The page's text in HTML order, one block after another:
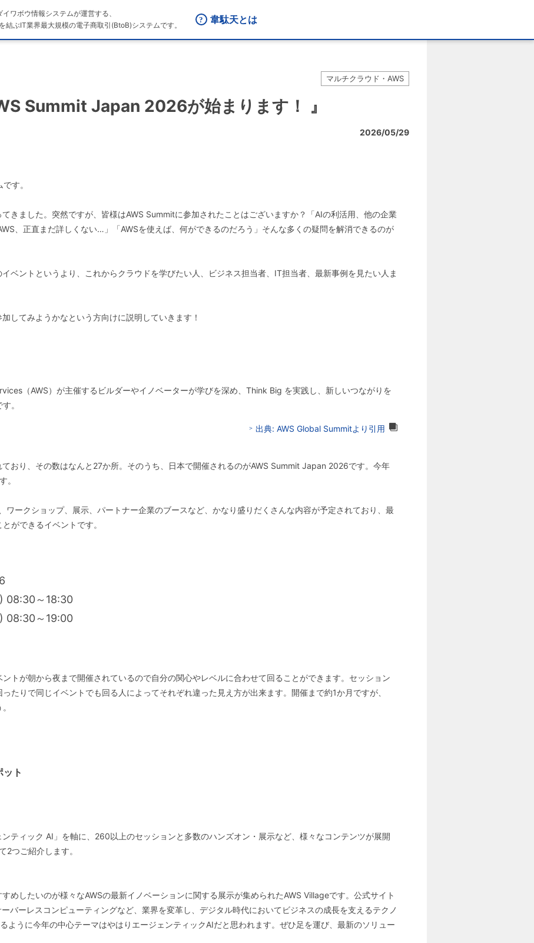
ワボウ情報システムが運営する、
結ぶIT業界最大規模の電子商取引(BtoB)システムです。
韋駄天とは
マルチクラウド・AWS
Summit Japan 2026が始まります！ 』
2026/05/29
す。
きました。突然ですが、皆様はAWS Summitに参加されたことはございますか？「AIの利活用、他の企業
、正直まだ詳しくない…」「AWSを使えば、何ができるのだろう」そんな多くの疑問を解消できるのが
ベントというより、これからクラウドを学びたい人、ビジネス担当者、IT担当者、最新事例を見たい人ま
してみようかなという方向けに説明していきます！
（AWS）が主催するビルダーやイノベーターが学びを深め、Think Big を実践し、新しいつながりを
。
出典: AWS Global Summitより引用
おり、その数はなんと27か所。そのうち、日本で開催されるのがAWS Summit Japan 2026です。今年
。
ワークショップ、展示、パートナー企業のブースなど、かなり盛りだくさんな内容が予定されており、最
ができるイベントです。
08:30～18:30
～19:00
トが朝から夜まで開催されているので自分の関心やレベルに合わせて回ることができます。セッション
たりで同じイベントでも回る人によってそれぞれ違った見え方が出来ます。開催まで約1か月ですが、
ト
ティック AI」を軸に、260以上のセッションと多数のハンズオン・展示など、様々なコンテンツが展開
2つご紹介します。
めしたいのが様々なAWSの最新イノベーションに関する展示が集められたAWS Villageです。公式サイト
バーレスコンピューティングなど、業界を変革し、デジタル時代においてビジネスの成長を支えるテクノ
ように今年の中心テーマはやはりエージェンティックAIだと思われます。ぜひ足を運び、最新のソリュー